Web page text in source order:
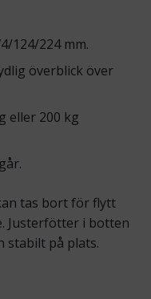
124/224 mm.
överblick över
eller 200 kg
tas bort för flytt
Justerfötter i botten
stabilt på plats.